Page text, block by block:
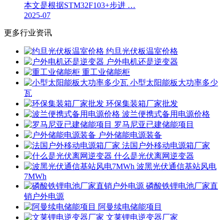
本文是根据STM32F103+步进 …
2025-07
更多行业资讯
约旦光伏板温室价格
户外电机还是逆变器
重工业储能柜
小型太阳能板大功率多少
瓦
环保集装箱厂家批发
波兰便携式备用电源价格
罗马尼亚已建储能项目
户外储能电源装备
法国户外移动电源箱厂家
什么是光伏离网逆变器
波黑光伏通信基站风电
7MWh
磷酸铁锂电池厂家直
销户外电源
阿曼续电储能项目
文莱锂电逆变器厂家